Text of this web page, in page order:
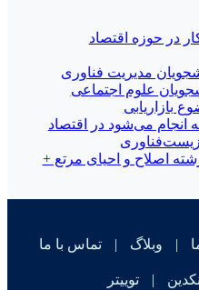
کار در حوزه اقتصاد
مدیریت فناوری
علوم اجتماعی
بازاریابی
انجام می‌شود در اقتصاد
اصلاح و احیای مرتع +
| وبلاگ | تماس با ما
| توییتر